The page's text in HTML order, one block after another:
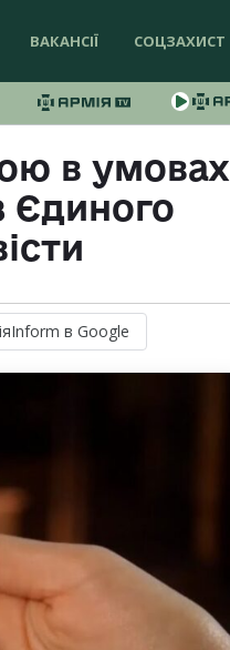
ВАКАНСІЇ СОЦЗАХИСТ
в умовах
Єдиного
в Google